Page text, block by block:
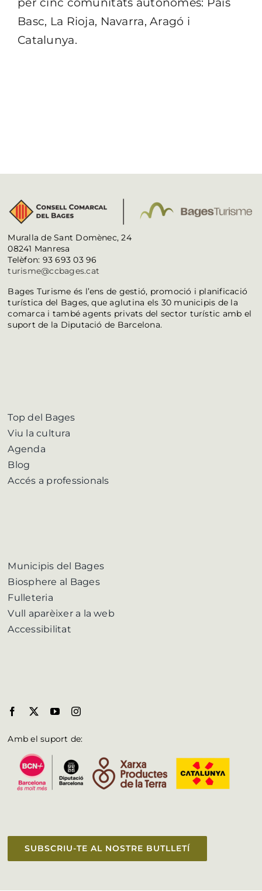
Basc, La Rioja, Navarra, Aragó i
Catalunya.
Muralla de Sant Domènec, 24
08241 Manresa
Telèfon: 93 693 03 96
turisme@ccbages.cat
Bages Turisme és l’ens de gestió, promoció i planificació
turística del Bages, que aglutina els 30 municipis de la
comarca i també agents privats del sector turístic amb el
suport de la Diputació de Barcelona.
Top del Bages
Viu la cultura
Agenda
Blog
Accés a professionals
Municipis del Bages
Biosphere al Bages
Fulleteria
Vull aparèixer a la web
Accessibilitat
Amb el suport de:
SUBSCRIU-TE AL NOSTRE BUTLLETÍ